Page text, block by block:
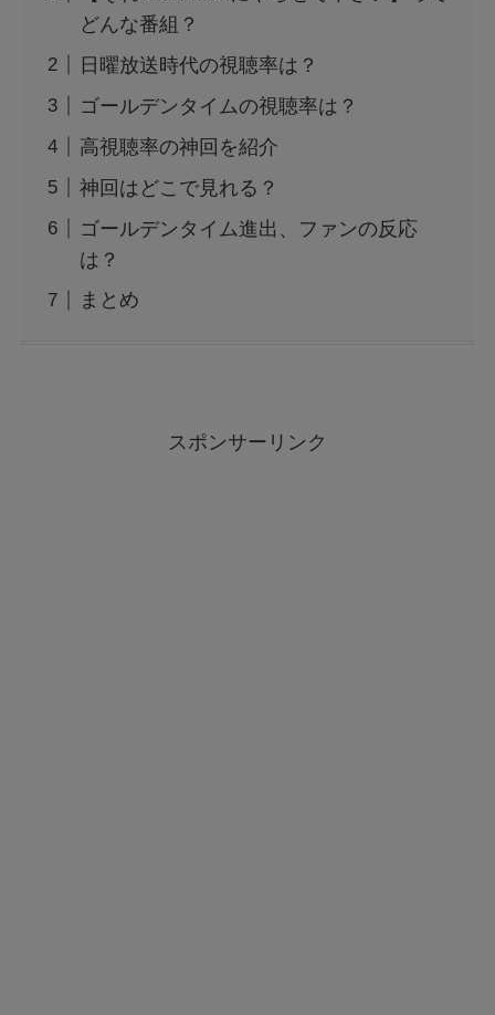
どんな番組？
日曜放送時代の視聴率は？
ゴールデンタイムの視聴率は？
高視聴率の神回を紹介
神回はどこで見れる？
ゴールデンタイム進出、ファンの反応
は？
まとめ
スポンサーリンク